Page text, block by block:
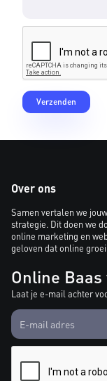
Over ons
Samen vertalen we
strategie. Dit doen we
online marketing en
geloven dat online
Online
Laat je e-mail achter